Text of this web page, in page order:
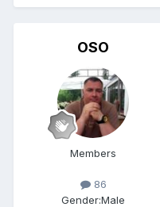
OSO
Members
86
Gender:Male